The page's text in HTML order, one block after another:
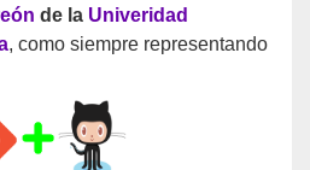
de la Univeridad
, como siempre representando